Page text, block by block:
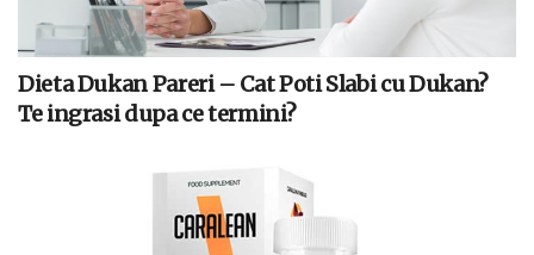
Dieta Dukan Pareri – Cat Poti Slabi cu Dukan?
Te ingrasi dupa ce termini?